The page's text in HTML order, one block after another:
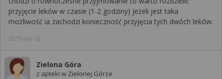
przyjęcie leków w czasie (1-2 godziny) jeżeli jest taka
możliwość ia zachodzi konieczność przyjęcia tych dwóch leków.
2019-04-16
Zielona Góra
z apteki w Zielonej Górze